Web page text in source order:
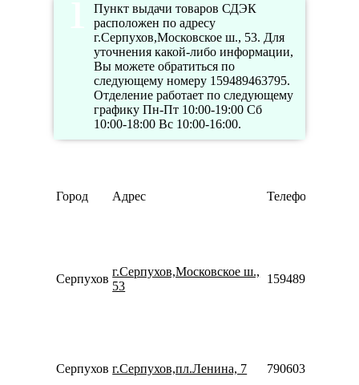
Пункт выдачи товаров СДЭК
расположен по адресу
г.Серпухов,Московское ш., 53. Для
уточнения какой-либо информации,
Вы можете обратиться по
следующему номеру 159489463795.
Отделение работает по следующему
графику Пн-Пт 10:00-19:00 Сб
10:00-18:00 Вс 10:00-16:00.
Город Адрес Телефон
Серпухов
г.Серпухов,Московское ш.,
53
159489463795
Серпухов г.Серпухов,пл.Ленина, 7 79060341919